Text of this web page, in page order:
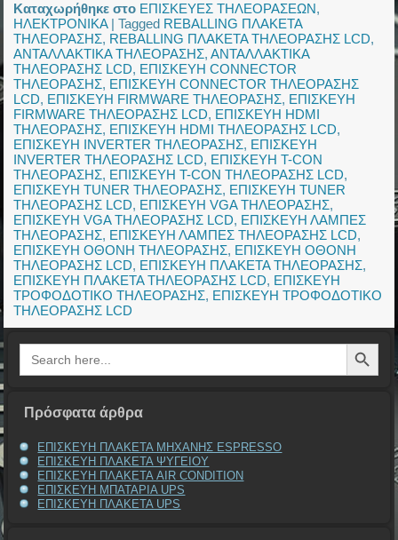
Καταχωρήθηκε στο ΕΠΙΣΚΕΥΕΣ ΤΗΛΕΟΡΑΣΕΩΝ,
ΗΛΕΚΤΡΟΝΙΚΑ|Tagged REBALLING ΠΛΑΚΕΤΑ
ΤΗΛΕΟΡΑΣΗΣ, REBALLING ΠΛΑΚΕΤΑ ΤΗΛΕΟΡΑΣΗΣ LCD,
ΑΝΤΑΛΛΑΚΤΙΚΑ ΤΗΛΕΟΡΑΣΗΣ,ΑΝΤΑΛΛΑΚΤΙΚΑ
ΤΗΛΕΟΡΑΣΗΣ LCD, ΕΠΙΣΚΕΥΗ CONNECTOR
ΤΗΛΕΟΡΑΣΗΣ, ΕΠΙΣΚΕΥΗ CONNECTOR ΤΗΛΕΟΡΑΣΗΣ
LCD, ΕΠΙΣΚΕΥΗ FIRMWARE ΤΗΛΕΟΡΑΣΗΣ, ΕΠΙΣΚΕΥΗ
FIRMWARE ΤΗΛΕΟΡΑΣΗΣ LCD, ΕΠΙΣΚΕΥΗ HDMI
ΤΗΛΕΟΡΑΣΗΣ, ΕΠΙΣΚΕΥΗ HDMI ΤΗΛΕΟΡΑΣΗΣ LCD,
ΕΠΙΣΚΕΥΗ INVERTER ΤΗΛΕΟΡΑΣΗΣ, ΕΠΙΣΚΕΥΗ
INVERTER ΤΗΛΕΟΡΑΣΗΣ LCD, ΕΠΙΣΚΕΥΗ T-CON
ΤΗΛΕΟΡΑΣΗΣ, ΕΠΙΣΚΕΥΗ T-CON ΤΗΛΕΟΡΑΣΗΣ LCD,
ΕΠΙΣΚΕΥΗ TUNER ΤΗΛΕΟΡΑΣΗΣ, ΕΠΙΣΚΕΥΗ TUNER
ΤΗΛΕΟΡΑΣΗΣ LCD, ΕΠΙΣΚΕΥΗ VGA ΤΗΛΕΟΡΑΣΗΣ,
ΕΠΙΣΚΕΥΗ VGA ΤΗΛΕΟΡΑΣΗΣ LCD, ΕΠΙΣΚΕΥΗ ΛΑΜΠΕΣ
ΤΗΛΕΟΡΑΣΗΣ, ΕΠΙΣΚΕΥΗ ΛΑΜΠΕΣ ΤΗΛΕΟΡΑΣΗΣ LCD,
ΕΠΙΣΚΕΥΗ ΟΘΟΝΗ ΤΗΛΕΟΡΑΣΗΣ, ΕΠΙΣΚΕΥΗ ΟΘΟΝΗ
ΤΗΛΕΟΡΑΣΗΣ LCD, ΕΠΙΣΚΕΥΗ ΠΛΑΚΕΤΑ ΤΗΛΕΟΡΑΣΗΣ,
ΕΠΙΣΚΕΥΗ ΠΛΑΚΕΤΑ ΤΗΛΕΟΡΑΣΗΣ LCD, ΕΠΙΣΚΕΥΗ
ΤΡΟΦΟΔΟΤΙΚΟ ΤΗΛΕΟΡΑΣΗΣ, ΕΠΙΣΚΕΥΗ ΤΡΟΦΟΔΟΤΙΚΟ
ΤΗΛΕΟΡΑΣΗΣ LCD
Search
for:
Search Button
Πρόσφατα άρθρα
ΕΠΙΣΚΕΥΗ ΠΛΑΚΕΤΑ ΜΗΧΑΝΗΣ ESPRESSO
ΕΠΙΣΚΕΥΗ ΠΛΑΚΕΤΑ ΨΥΓΕΙΟΥ
ΕΠΙΣΚΕΥΗ ΠΛΑΚΕΤΑ AIR CONDITION
ΕΠΙΣΚΕΥΗ ΜΠΑΤΑΡΙΑ UPS
ΕΠΙΣΚΕΥΗ ΠΛΑΚΕΤΑ UPS